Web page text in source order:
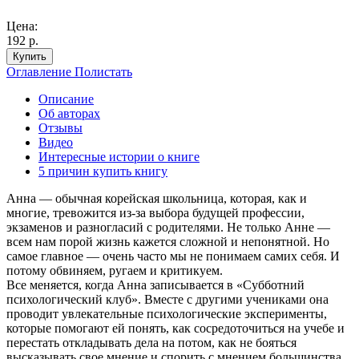
Цена:
192 р.
Купить
Оглавление Полистать
Описание
Об авторах
Отзывы
Видео
Интересные истории о книге
5 причин купить книгу
Анна — обычная корейская школьница, которая, как и
многие, тревожится из-за выбора будущей профессии,
экзаменов и разногласий с родителями. Не только Анне —
всем нам порой жизнь кажется сложной и непонятной. Но
самое главное — очень часто мы не понимаем самих себя. И
потому обвиняем, ругаем и критикуем.
Все меняется, когда Анна записывается в «Субботний
психологический клуб». Вместе с другими учениками она
проводит увлекательные психологические эксперименты,
которые помогают ей понять, как сосредоточиться на учебе и
перестать откладывать дела на потом, как не бояться